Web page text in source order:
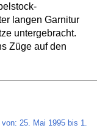
langen Garnitur
untergebracht.
Züge auf den
25. Mai 1995 bis 1.